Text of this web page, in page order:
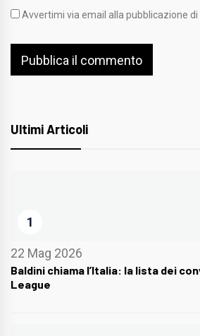
Avvertimi via email alla pubblicazione di
Ultimi Articoli
1
22 Mag 2026
Baldini chiama l’Italia: la lista dei
League